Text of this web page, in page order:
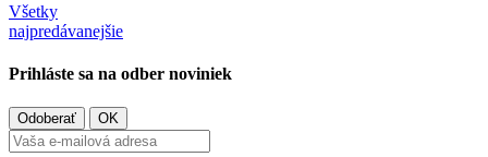
Všetky
najpredávanejšie
Prihláste sa na odber noviniek